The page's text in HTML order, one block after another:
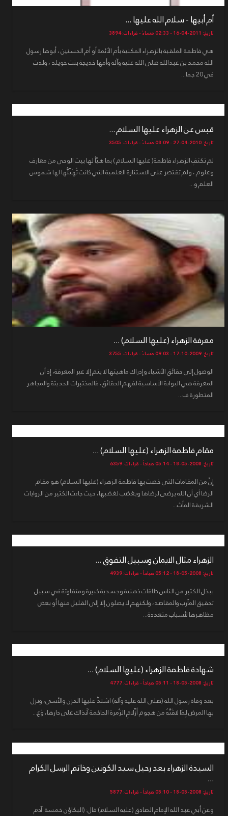
أم أبيها - سلام الله عليها ...
تاريخ: 2011-04-16 - 02:33 مساءً - قراءات: 3894
هي فاطمة الملقبة بالزهراء المكنية بأم الأئمة أو أم الحسنين ، أبوها رسول
الله محمد بن عبدالله صلى الله عليه وآله وأمها خديجة بنت خويلد ، ولدت
في 20 جما...
قبس عن الزهراء عليها السلام ...
تاريخ: 2010-04-27 - 08:09 مساءً - قراءات: 3505
لم تكتفِ الزهراء فاطمة( عليها السلام ) بما هيّأ لها بيت الوحي من معارف
وعلوم ، ولم تقتصر على الاستنارة العلمية التي كانت تُهَيِّئُّها لها شموس
العلم و...
معرفة الزهراء (عليها السلام) ...
تاريخ: 2009-10-17 - 09:03 مساءً - قراءات: 3755
الوصول إلى حقائق الأشياء وإدراك ماهيتها لا يتم إلا عبر المعرفة، إذ أن
المعرفة هي البوابة الأساسية لفهم الحقائق، فالمختبرات الحديثة والمجاهر
المتطورة ف...
مقام فاطمة الزهراء (عليها السلام) ...
تاريخ: 2008-05-18 - 05:14 صباحاً - قراءات: 6359
إنّ من المقامات التي خصت بها فاطمة الزهراء (عليها السلام) هو مقام
الرضا أي أن الله يرضى لرضاها ويغضب لغضبها، حيث جاءت الكثير من الروايات
الشريفة المأث...
الزهراء مثال الايمان وسبيل التفوق ...
تاريخ: 2008-05-18 - 05:12 صباحاً - قراءات: 4939
يبذل الكثير من الناس طاقات ذهنية وجسدية كبيرة ومتفاوتة في سبيل
تحقيق المآرب والمقاصد، ولكنهم لا يصلون إلا إلى القليل منها أو بعض
مظاهرها لأسباب متعددة...
شهادة فاطمة الزهراء (عليها السلام) ...
تاريخ: 2008-05-18 - 05:11 صباحاً - قراءات: 4777
بعد وفاة رسول الله (صلى الله عليه وآله) اشتدَّ عليها الحزن والأسى، ونزل
بها المرض لِمَا لاقَتْهُ من هجوم أَزْلامِ الزُمرة الحاكمة آنذاك على دارها، وَع...
السيدة الزهراء بعد رحيل سيد الكونين وخاتم الرسل الكرام
...
تاريخ: 2008-05-18 - 05:10 صباحاً - قراءات: 5877
وعن أبي عبد الله الإمام الصادق (عليه السلام) قال: (البكاؤن خمسة: آدم